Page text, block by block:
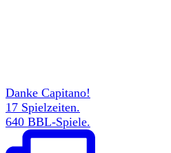
Danke Capitano!
17 Spielzeiten.
640 BBL-Spiele.